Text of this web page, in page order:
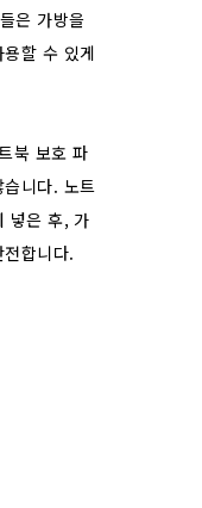
가방을
용할 수 있게
북 보호 파
니다. 노트
넣은 후, 가
합니다.